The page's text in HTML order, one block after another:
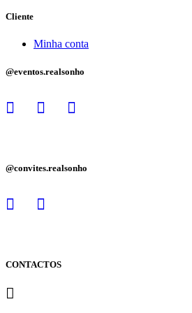
Cliente
Minha conta
@eventos.realsonho
@convites.realsonho
CONTACTOS